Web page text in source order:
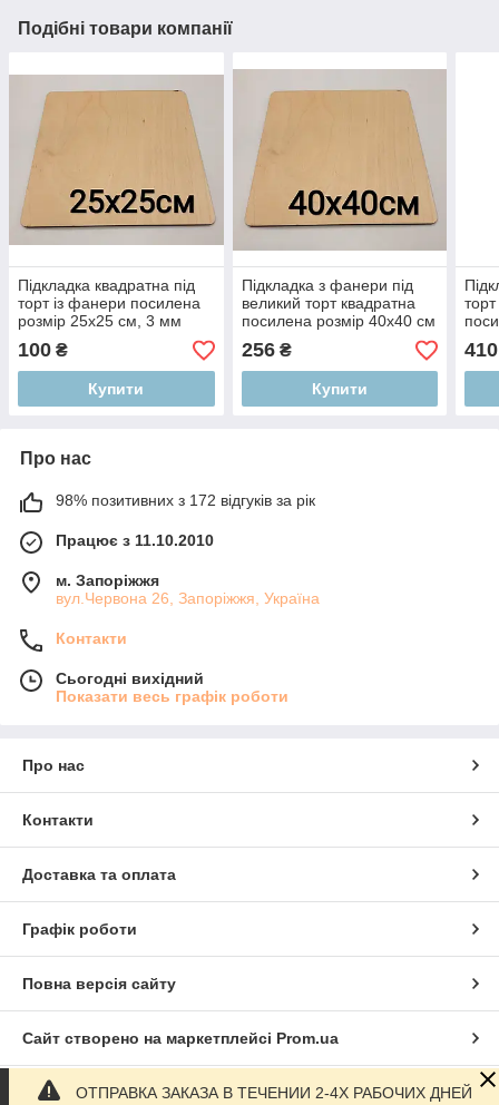
Подібні товари компанії
Підкладка квадратна під
торт із фанери посилена
розмір 25х25 см, 3 мм
товщина
100 ₴
Купити
Підкладка з фанери під
великий торт квадратна
посилена розмір 40х40 см
6 мм товщина
256₴
Купити
см,
410
Про нас
98% позитивних з 172 відгуків за рік
Працює з 11.10.2010
м. Запоріжжя
вул.Червона 26, Запоріжжя, Україна
Контакти
Сьогодні вихідний
Показати весь графік роботи
Про нас
Контакти
Доставка та оплата
Графік роботи
Повна версія сайту
Сайт створено на маркетплейсі Prom.ua
Політика конфіденційності
ОТПРАВКА ЗАКАЗА В ТЕЧЕНИИ 2-4Х РАБОЧИХ ДНЕЙ